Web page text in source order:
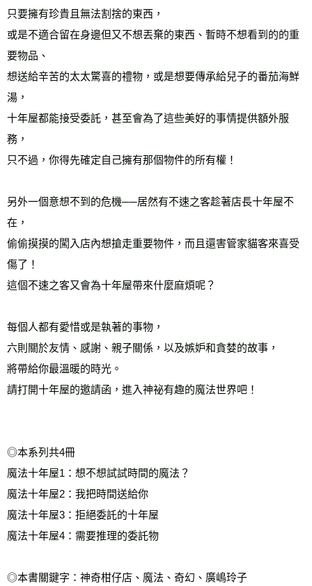
只要擁有珍貴且無法割捨的東西，
或是不適合留在身邊但又不想丟棄的東西、暫時不想看到的的重
要物品、
想送給辛苦的太太驚喜的禮物，或是想要傳承給兒子的番茄海鮮
湯，
十年屋都能接受委託，甚至會為了這些美好的事情提供額外服
務，
只不過，你得先確定自己擁有那個物件的所有權！
另外一個意想不到的危機──居然有不速之客趁著店長十年屋不
在，
偷偷摸摸的闖入店內想搶走重要物件，而且還害管家貓客來喜受
傷了！
這個不速之客又會為十年屋帶來什麼麻煩呢？
每個人都有愛惜或是執著的事物，
六則關於友情、感謝、親子關係，以及嫉妒和貪婪的故事，
將帶給你最溫暖的時光。
請打開十年屋的邀請函，進入神祕有趣的魔法世界吧！
◎本系列共4冊
魔法十年屋1：想不想試試時間的魔法？
魔法十年屋2：我把時間送給你
魔法十年屋3：拒絕委託的十年屋
魔法十年屋4：需要推理的委託物
◎本書關鍵字：神奇柑仔店、魔法、奇幻、廣嶋玲子